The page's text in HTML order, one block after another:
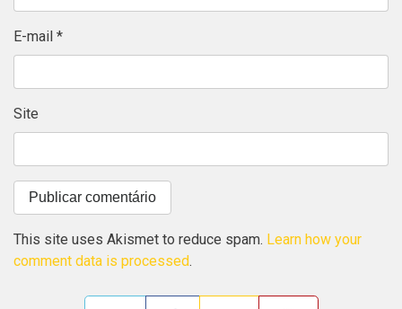
E-mail *
Site
This site uses Akismet to reduce spam. Learn how your
comment data is processed.